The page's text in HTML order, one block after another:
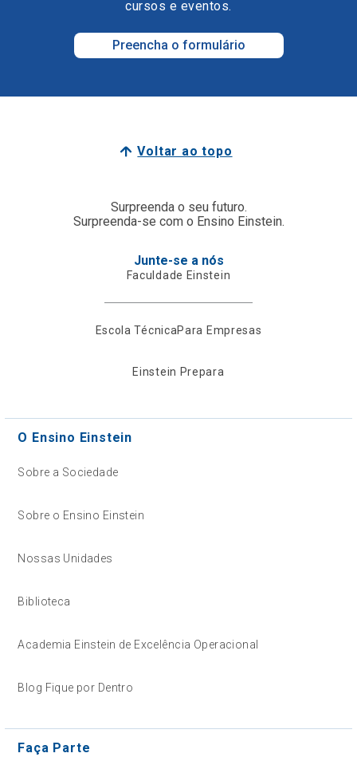
cursos e eventos.
Preencha o formulário
Voltar ao topo
Surpreenda o seu futuro.
Surpreenda-se com o Ensino Einstein.
Junte-se a nós
Faculdade Einstein
Escola TécnicaPara Empresas
Einstein Prepara
O Ensino Einstein
Sobre a Sociedade
Sobre o Ensino Einstein
Nossas Unidades
Biblioteca
Academia Einstein de Excelência Operacional
Blog Fique por Dentro
Faça Parte